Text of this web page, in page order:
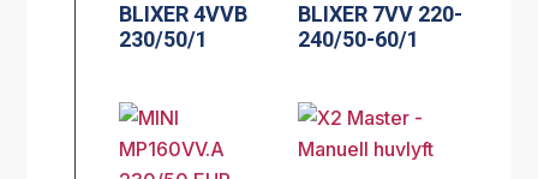
BLIXER 4VVB
230/50/1
BLIXER 7VV 220-
240/50-60/1